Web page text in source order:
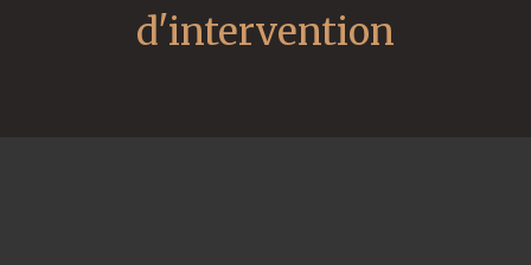
d'intervention